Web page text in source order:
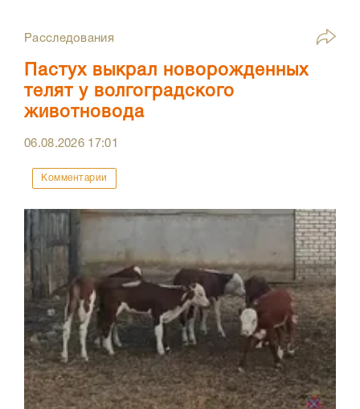
Расследования
Пастух выкрал новорожденных
телят у волгоградского
животновода
06.08.2026 17:01
Комментарии